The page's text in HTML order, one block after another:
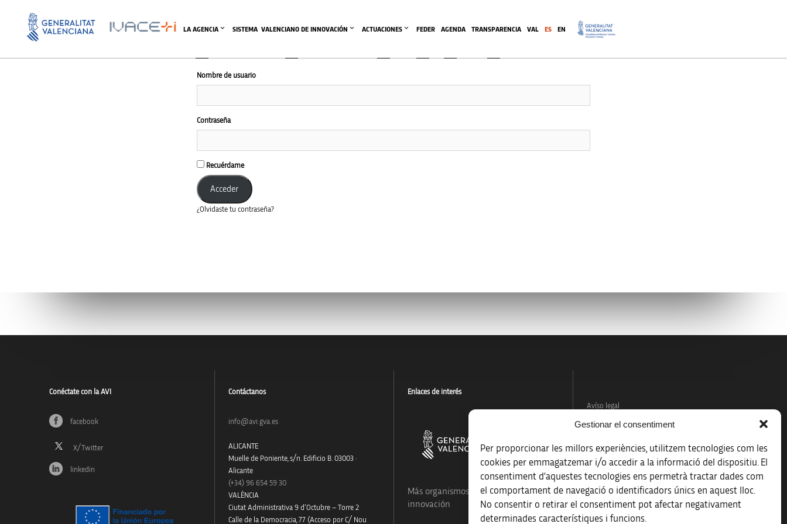
Gestionar el consentiment
Per proporcionar les millors experiències, utilitzem tecnologies com les
cookies per emmagatzemar i/o accedir a la informació del dispositiu. El
consentiment d'aquestes tecnologies ens permetrà tractar dades com
el comportament de navegació o identificadors únics en aquest lloc.
No consentir o retirar el consentiment pot afectar negativament
determinades característiques i funcions.
LA AGENCIA SISTEMA  VALENCIANO DE INNOVACIÓN ACTUACIONES FEDER AGENDA TRANSPARENCIA .
VAL ES EN
Nombre de usuario
Contraseña
Recuérdame
¿Olvidaste tu contraseña?
Conéctate con la AVI
facebook
linkedin
Contáctanos
info@avi.gva.es
ALICANTE
Muelle de Poniente, s/n. Edificio B. 03003 ·
Alicante
(+34) 96 654 59 30
VALÈNCIA
Ciutat Administrativa 9 d’Octubre – Torre 2
Calle de la Democracia, 77 (Acceso por C/ Nou
Enlaces de interés
Más organismos que apoyan a la
innovación
Avíso legal
Registro de actividades de tratamiento
Créditos
Accesibilidad